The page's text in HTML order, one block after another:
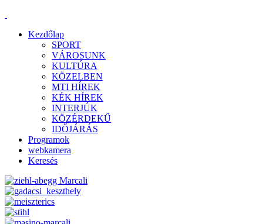
Kezdőlap
SPORT
VÁROSUNK
KULTÚRA
KÖZELBEN
MTI HÍREK
KÉK HÍREK
INTERJÚK
KÖZÉRDEKŰ
IDŐJÁRÁS
Programok
webkamera
Keresés